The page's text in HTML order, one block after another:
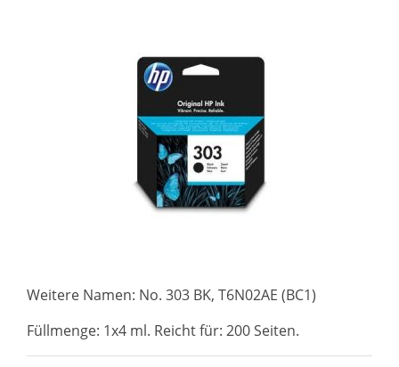
Weitere Namen: No. 303 BK, T6N02AE (BC1)
Füllmenge: 1x4 ml. Reicht für: 200 Seiten.